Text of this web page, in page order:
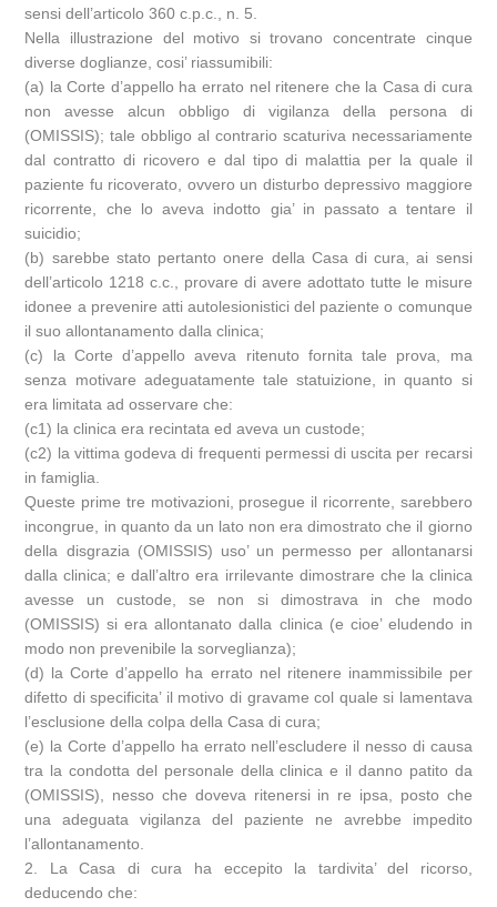
sensi dell’articolo 360 c.p.c., n. 5.
Nella illustrazione del motivo si trovano concentrate cinque
diverse doglianze, cosi’ riassumibili:
(a) la Corte d’appello ha errato nel ritenere che la Casa di cura
non avesse alcun obbligo di vigilanza della persona di
(OMISSIS); tale obbligo al contrario scaturiva necessariamente
dal contratto di ricovero e dal tipo di malattia per la quale il
paziente fu ricoverato, ovvero un disturbo depressivo maggiore
ricorrente, che lo aveva indotto gia’ in passato a tentare il
suicidio;
(b) sarebbe stato pertanto onere della Casa di cura, ai sensi
dell’articolo 1218 c.c., provare di avere adottato tutte le misure
idonee a prevenire atti autolesionistici del paziente o comunque
il suo allontanamento dalla clinica;
(c) la Corte d’appello aveva ritenuto fornita tale prova, ma
senza motivare adeguatamente tale statuizione, in quanto si
era limitata ad osservare che:
(c1) la clinica era recintata ed aveva un custode;
(c2) la vittima godeva di frequenti permessi di uscita per recarsi
in famiglia.
Queste prime tre motivazioni, prosegue il ricorrente, sarebbero
incongrue, in quanto da un lato non era dimostrato che il giorno
della disgrazia (OMISSIS) uso’ un permesso per allontanarsi
dalla clinica; e dall’altro era irrilevante dimostrare che la clinica
avesse un custode, se non si dimostrava in che modo
(OMISSIS) si era allontanato dalla clinica (e cioe’ eludendo in
modo non prevenibile la sorveglianza);
(d) la Corte d’appello ha errato nel ritenere inammissibile per
difetto di specificita’ il motivo di gravame col quale si lamentava
l’esclusione della colpa della Casa di cura;
(e) la Corte d’appello ha errato nell’escludere il nesso di causa
tra la condotta del personale della clinica e il danno patito da
(OMISSIS), nesso che doveva ritenersi in re ipsa, posto che
una adeguata vigilanza del paziente ne avrebbe impedito
l’allontanamento.
2. La Casa di cura ha eccepito la tardivita’ del ricorso,
deducendo che: